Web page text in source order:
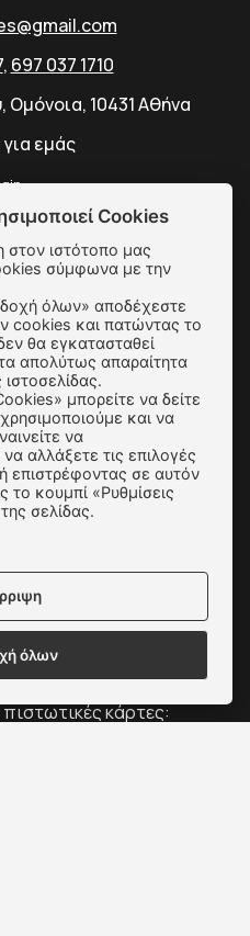
, 697 037 1710
Ομόνοια, 10431 Αθήνα
εμάς
& Αλλαγές
& Πληρωμής
Ασφάλεια
Cookies
κάρτες:
Cookies
στον ιστότοπο μας
σύμφωνα με την
cookies και πατώντας το
θα εγκατασταθεί
απολύτως απαραίτητα
ιστοσελίδας.
μπορείτε να δείτε
και να
να
αλλάξετε τις επιλογές
επιστρέφοντας σε αυτόν
το κουμπί «Ρυθμίσεις
σελίδας.
όλων